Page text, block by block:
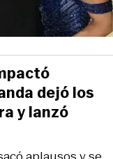
dejó los
y lanzó